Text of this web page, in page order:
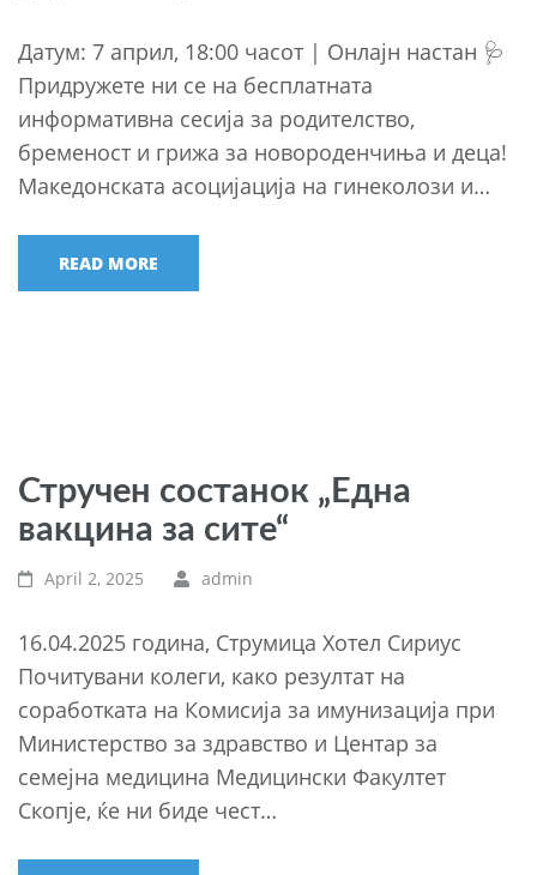
Датум: 7 април, 18:00 часот | Онлајн настан 🩺
Придружете ни се на бесплатната
информативна сесија за родителство,
бременост и грижа за новороденчиња и деца!
Македонската асоцијација на гинеколози и…
READ MORE
Стручен состанок „Една
вакцина за сите“
April 2, 2025 admin
16.04.2025 година, Струмица Хотел Сириус
Почитувани колеги, како резултат на
соработката на Комисија за имунизација при
Министерство за здравство и Центар за
семејна медицина Медицински Факултет
Скопје, ќе ни биде чест…